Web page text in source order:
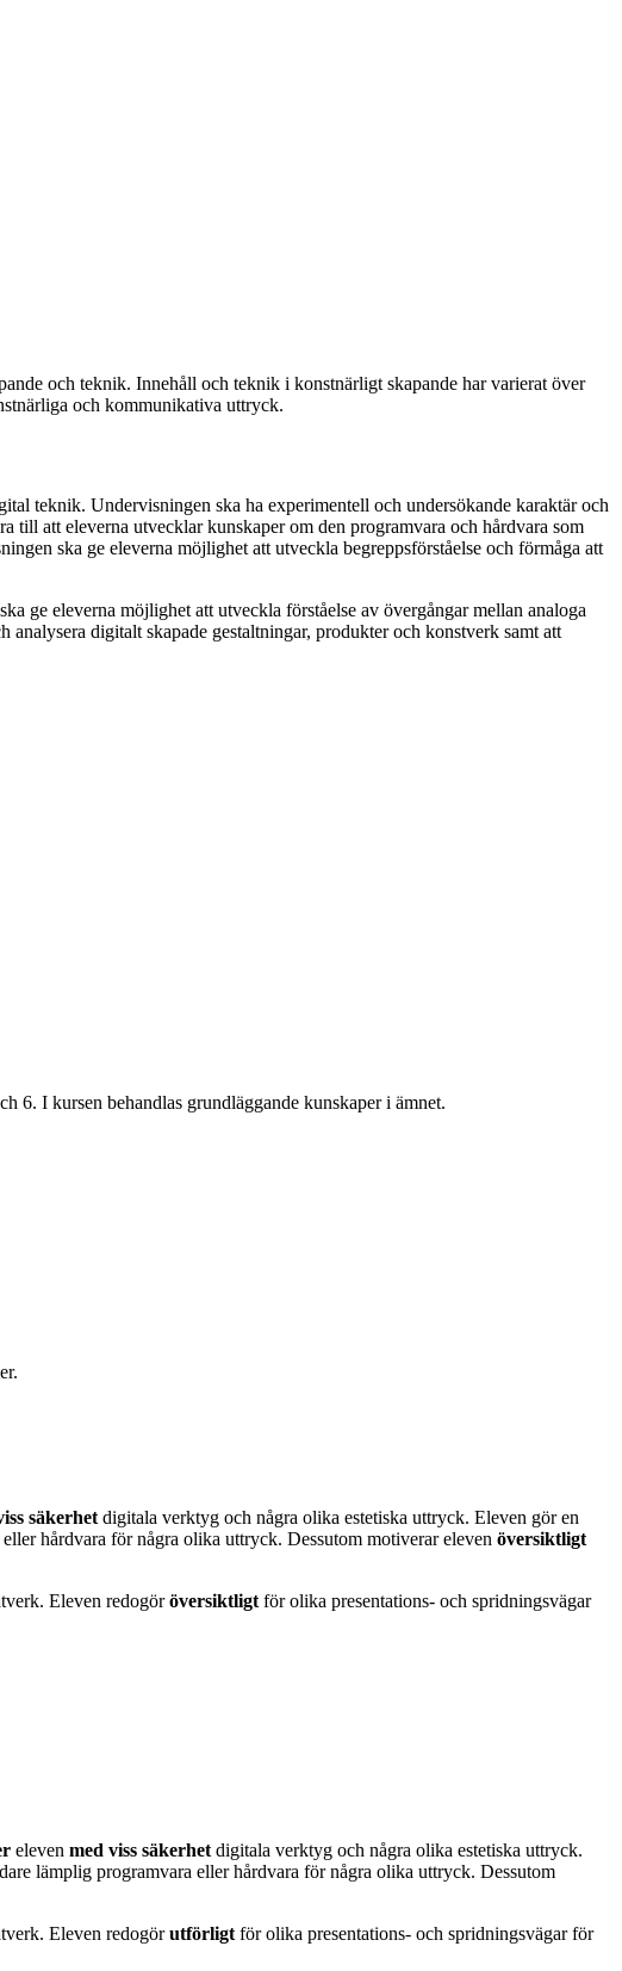
och teknik. Innehåll och teknik i konstnärligt skapande har varierat över
och kommunikativa uttryck.
teknik. Undervisningen ska ha experimentell och undersökande karaktär och
att eleverna utvecklar kunskaper om den programvara och hårdvara som
ska ge eleverna möjlighet att utveckla begreppsförståelse och förmåga att
ge eleverna möjlighet att utveckla förståelse av övergångar mellan analoga
digitalt skapade gestaltningar, produkter och konstverk samt att
6. I kursen behandlas grundläggande kunskaper i ämnet.
säkerhet digitala verktyg och några olika estetiska uttryck. Eleven gör en
hårdvara för några olika uttryck. Dessutom motiverar eleven översiktligt
Eleven redogöröversiktligt för olika presentations- och spridningsvägar
eleven med viss säkerhet digitala verktyg och några olika estetiska uttryck.
lämplig programvara eller hårdvara för några olika uttryck. Dessutom
Eleven redogörutförligt för olika presentations- och spridningsvägar för